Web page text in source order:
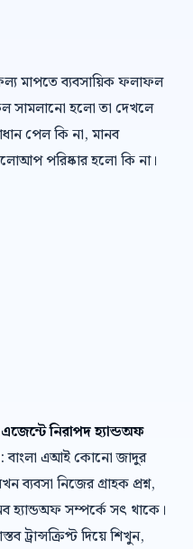
মাপতে ব্যবসায়িক ফলাফল
হলো তা দেখলে
পেল কি না, মানব
পরিষ্কার হলো কি না।
নিরাপদ হ্যান্ডঅফ
বাংলা এআই কোনো জাদুর
নিজের গ্রাহক প্রশ্ন,
হ্যান্ডঅফ সম্পর্কে সৎ থাকে।
ট্রান্সক্রিপ্ট দিয়ে শিখুন,